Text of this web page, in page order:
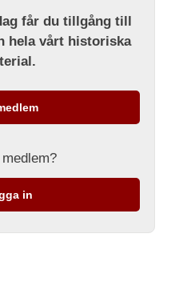
får du tillgång till
hela vårt historiska
in